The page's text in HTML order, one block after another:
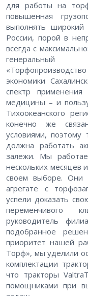
для работы на
повышенная
выполнять
России, порой в
всегда с
генеральный
экономики
спектр
медицины – и
Тихоокеанского
конечно же
условиями,
должна работать
залежи. Мы
нескольких месяцев
своем выборе. Они
агрегате с
успели доказать
переменчивого
руководитель
подобранное
приоритет нашей
Торф», мы уделили
комплектации
что тракторы
помощниками при